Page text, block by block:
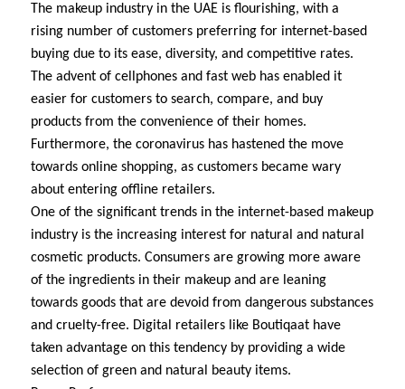
The makeup industry in the UAE is flourishing, with a
rising number of customers preferring for internet-based
buying due to its ease, diversity, and competitive rates.
The advent of cellphones and fast web has enabled it
easier for customers to search, compare, and buy
products from the convenience of their homes.
Furthermore, the coronavirus has hastened the move
towards online shopping, as customers became wary
about entering offline retailers.
One of the significant trends in the internet-based makeup
industry is the increasing interest for natural and natural
cosmetic products. Consumers are growing more aware
of the ingredients in their makeup and are leaning
towards goods that are devoid from dangerous substances
and cruelty-free. Digital retailers like Boutiqaat have
taken advantage on this tendency by providing a wide
selection of green and natural beauty items.